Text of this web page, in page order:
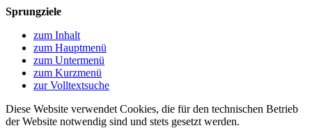
Sprungziele
zum Inhalt
zum Hauptmenü
zum Untermenü
zum Kurzmenü
zur Volltextsuche
Diese Website verwendet Cookies, die für den technischen Betrieb
der Website notwendig sind und stets gesetzt werden.